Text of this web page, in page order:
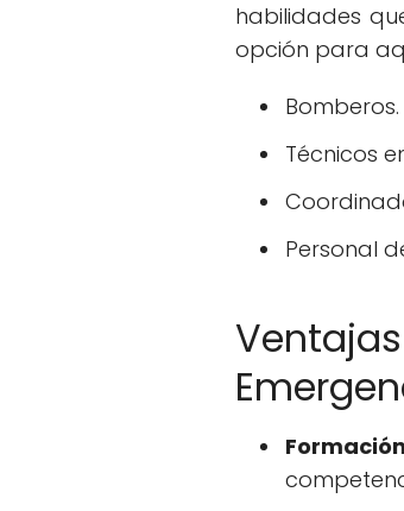
habilidades
opción para
Bomberos.
Técnicos
Personal